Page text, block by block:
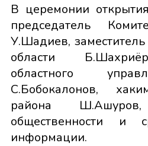
В церемонии
председатель
У.Шадиев,
области
областного
С.Бобокалонов,
района Ш.Ашуров,
общественности и
информации.